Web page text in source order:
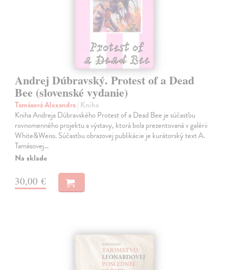
Andrej Dúbravský. Protest of a Dead
Bee (slovenské vydanie)
Tamásová Alexandra| Kniha
Kniha Andreja Dúbravského Protest of a Dead Bee je súčasťou
rovnomenného projektu a výstavy, ktorá bola prezentovaná v galérii
White&Weiss. Súčasťou obrazovej publikácie je kurátorský text A.
Tamásovej…
Na sklade
30,00 €